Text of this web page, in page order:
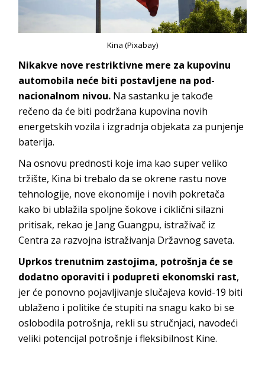
Kina (Pixabay)
Nikakve nove restriktivne mere za kupovinu
automobila neće biti postavljene na pod-
nacionalnom nivou. Na sastanku je takođe
rečeno da će biti podržana kupovina novih
energetskih vozila i izgradnja objekata za punjenje
baterija.
Na osnovu prednosti koje ima kao super veliko
tržište, Kina bi trebalo da se okrene rastu nove
tehnologije, nove ekonomije i novih pokretača
kako bi ublažila spoljne šokove i ciklični silazni
pritisak, rekao je Jang Guangpu, istraživač iz
Centra za razvojna istraživanja Državnog saveta.
Uprkos trenutnim zastojima, potrošnja će se
dodatno oporaviti i podupreti ekonomski rast,
jer će ponovno pojavljivanje slučajeva kovid-19 biti
ublaženo i politike će stupiti na snagu kako bi se
oslobodila potrošnja, rekli su stručnjaci, navodeći
veliki potencijal potrošnje i fleksibilnost Kine.